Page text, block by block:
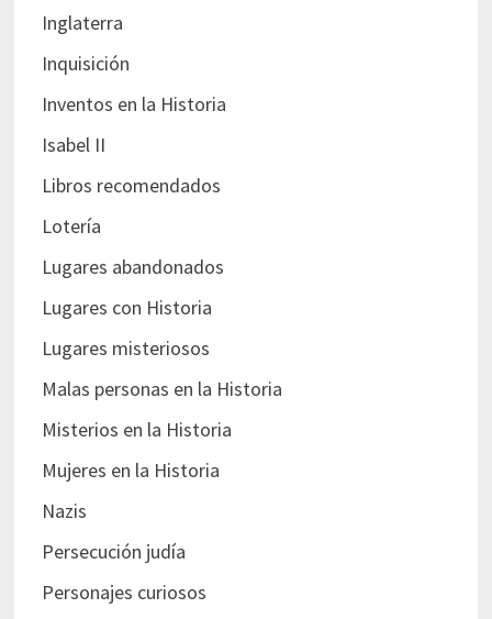
Inglaterra
Inquisición
Inventos en la Historia
Isabel II
Libros recomendados
Lotería
Lugares abandonados
Lugares con Historia
Lugares misteriosos
Malas personas en la Historia
Misterios en la Historia
Mujeres en la Historia
Nazis
Persecución judía
Personajes curiosos